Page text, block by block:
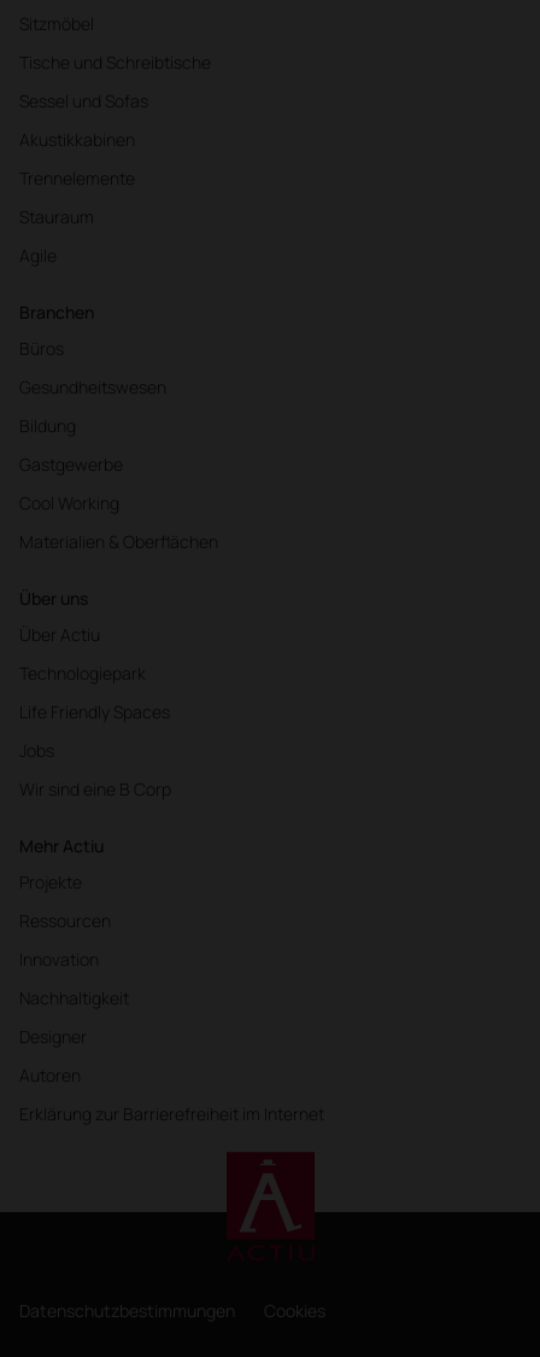
Sitzmöbel
Tische und Schreibtische
Sessel und Sofas
Akustikkabinen
Trennelemente
Stauraum
Agile
Branchen
Büros
Gesundheitswesen
Bildung
Gastgewerbe
Cool Working
Materialien & Oberflächen
Über uns
Über Actiu
Technologiepark
Life Friendly Spaces
Jobs
Wir sind eine B Corp
Mehr Actiu
Projekte
Ressourcen
Innovation
Nachhaltigkeit
Designer
Autoren
Erklärung zur Barrierefreiheit im Internet
Datenschutzbestimmungen Cookies